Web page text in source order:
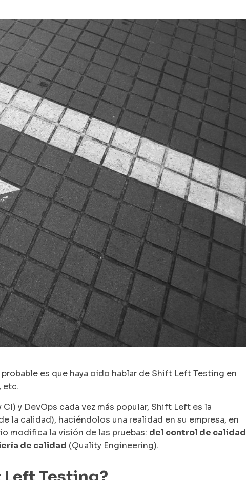
es que haya oído hablar de Shift Left Testing en
etc.
y DevOps cada vez más popular, Shift Left es la
la calidad), haciéndolos una realidad en su empresa, en
modifica la visión de las pruebas: del control de calidad
de calidad (Quality Engineering).